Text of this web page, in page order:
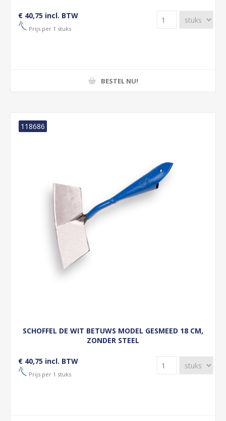
€ 40,75 incl. BTW
Prijs per 1 stuks
BESTEL NU!
SCHOFFEL DE WIT BETUWS MODEL GESMEED 18 CM,
ZONDER STEEL
118686
€ 40,75 incl. BTW
Prijs per 1 stuks